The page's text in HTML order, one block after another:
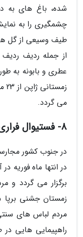
شده، باغ های به
چشمگیری را به
طیف وسیعی از گل
از جمله ردیف
عطری و بابونه به
می گردد.
8- فستیوال فراری دادن زمستان در مجارستان
در جنوب کشور
در انتها ماه فوریه
برگزار می گردد و
زمستان جشنی
مردم لباس های
راهپیمایی هایی